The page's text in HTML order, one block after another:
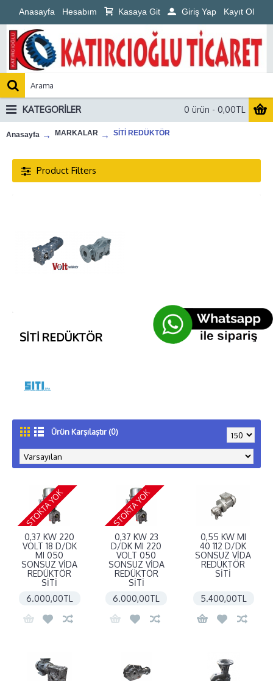
Anasayfa Hesabım Kasaya Git Giriş Yap Kayıt Ol
0 ürün - 0,00TL
KATEGORILER
Anasayfa MARKALAR SİTİ REDÜKTÖR
Product Filters
SİTİ REDÜKTÖR
Ürün Karşılaştır (0)
STOKTA YOK
0,37 KW 220
VOLT 18 D/DK
MI 050
SONSUZ VİDA
REDÜKTÖR
SİTİ
6.000,00TL
STOKTA YOK
0,37 KW 23
D/DK MI 220
VOLT 050
SONSUZ VİDA
REDÜKTÖR
SİTİ
6.000,00TL
0,55 KW MI
40 112 D/DK
SONSUZ VİDA
REDÜKTÖR
SİTİ
5.400,00TL